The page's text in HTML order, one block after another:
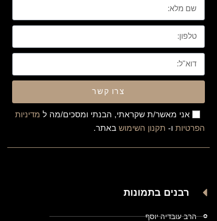
אני מאשר/ת שקראתי, הבנתי ומסכים/מה ל מדיניות
הפרטיות ו- תקנון השימוש באתר.
צרו קשר
רבנים בתמונות
הרב עובדיה יוסף